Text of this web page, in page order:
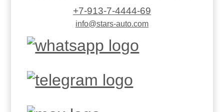
+7-913-7-4444-69
info@stars-auto.com